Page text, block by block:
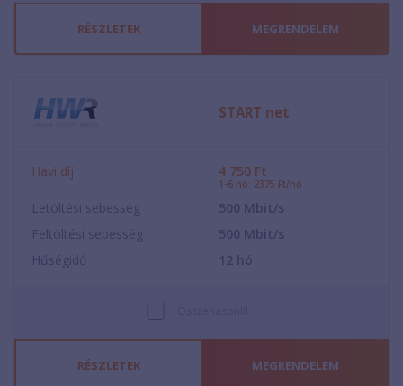
RÉSZLETEK MEGRENDELEM
START net
Havi díj 4 750 Ft
1-6.hó: 2375 Ft/hó
Letöltési sebesség 500 Mbit/s
Feltöltési sebesség
500 Mbit/s
Hűségidő
12 hó
RÉSZLETEK MEGRENDELEM